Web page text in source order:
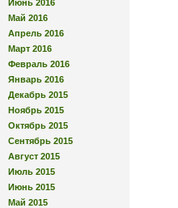
Июнь 2016
Май 2016
Апрель 2016
Март 2016
Февраль 2016
Январь 2016
Декабрь 2015
Ноябрь 2015
Октябрь 2015
Сентябрь 2015
Август 2015
Июль 2015
Июнь 2015
Май 2015